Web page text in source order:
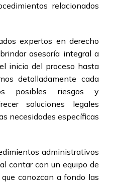
relacionados
expertos en derecho
asesoría integral a
inicio del proceso hasta
detalladamente cada
posibles riesgos y
soluciones legales
necesidades específicas
administrativos
contar con un equipo de
conozcan a fondo las